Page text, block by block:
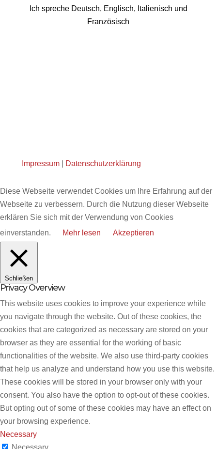
Ich spreche Deutsch, Englisch, Italienisch und
Französisch
Impressum| Datenschutzerklärung
Diese Webseite verwendet Cookies um Ihre Erfahrung auf der
Webseite zu verbessern. Durch die Nutzung dieser Webseite
erklären Sie sich mit der Verwendung von Cookies
einverstanden.
Mehr lesen Akzeptieren
Schließen
Privacy Overview
This website uses cookies to improve your experience while
you navigate through the website. Out of these cookies, the
cookies that are categorized as necessary are stored on your
browser as they are essential for the working of basic
functionalities of the website. We also use third-party cookies
that help us analyze and understand how you use this website.
These cookies will be stored in your browser only with your
consent. You also have the option to opt-out of these cookies.
But opting out of some of these cookies may have an effect on
your browsing experience.
Necessary
Necessary